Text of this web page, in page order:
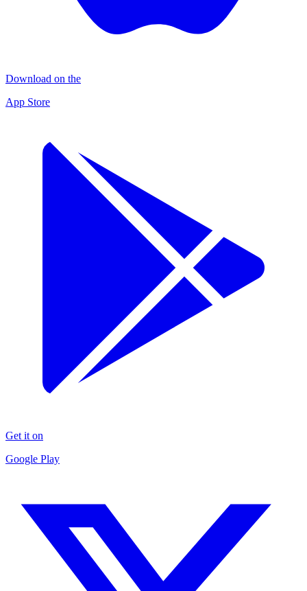
Download on the
App Store
Get it on
Google Play